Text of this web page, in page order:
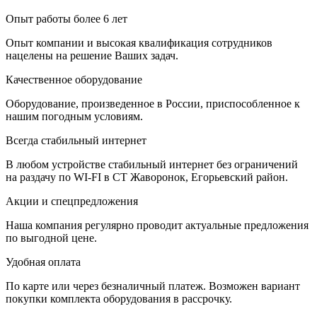
Опыт работы более 6 лет
Опыт компании и высокая квалификация сотрудников
нацелены на решение Ваших задач.
Качественное оборудование
Оборудование, произведенное в России, приспособленное к
нашим погодным условиям.
Всегда стабильный интернет
В любом устройстве стабильный интернет без ограничений
на раздачу по WI-FI в СТ Жаворонок, Егорьевский район.
Акции и спецпредложения
Наша компания регулярно проводит актуальные предложения
по выгодной цене.
Удобная оплата
По карте или через безналичный платеж. Возможен вариант
покупки комплекта оборудования в рассрочку.